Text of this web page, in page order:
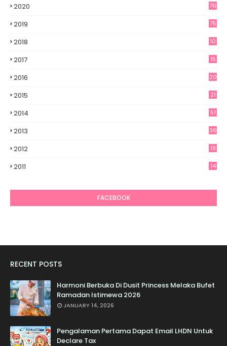
2020 76
2019 75
2018 10
2017 15
2016 20
2015 21
2014 51
2013 36
2012
19
2011
14
FACEBOOK
RECENT POSTS
Harmoni Berbuka Di Dusit Princess Melaka Bufet
Ramadan Istimewa 2026
JANUARY 14, 2026
Pengalaman Pertama Dapat Email LHDN Untuk
Declare Tax